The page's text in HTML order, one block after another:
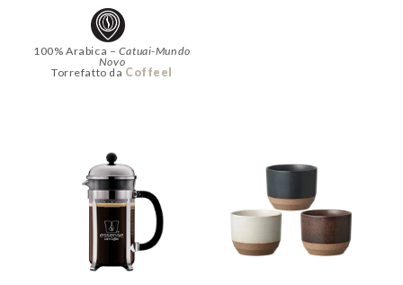
100% Arabica – Catuai-Mundo
Novo
Torrefatto da Coffeel